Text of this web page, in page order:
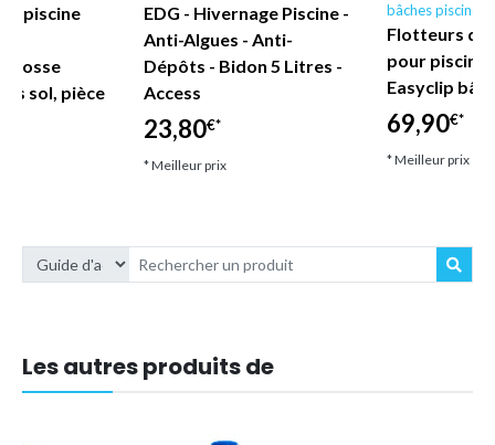
piscine
sol, pièce
EDG - Hivernage Piscine -
Anti-Algues - Anti-
Dépôts - Bidon 5 Litres -
Access
23,80€*
* Meilleur prix
bâches piscines
Flotteurs
pour piscine
Easyclip
69,90€*
* Meilleur prix
Les autres produits de